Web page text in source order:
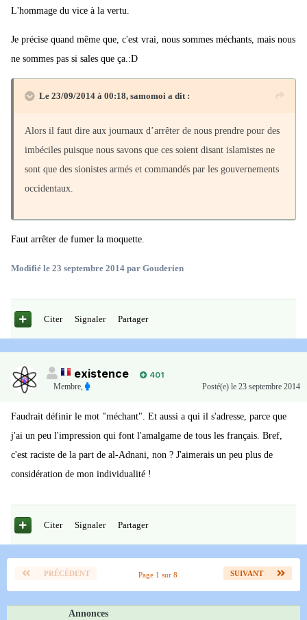
L'hommage du vice à la vertu.
Je précise quand même que, c'est vrai, nous sommes méchants, mais nous
ne sommes pas si sales que ça.:D
Le 23/09/2014 à 00:18, samomoi a dit :
Alors il faut dire aux journaux d’arrêter de nous prendre pour des
imbéciles puisque nous savons que ces soient disant islamistes ne
sont que des sionistes armés et commandés par les gouvernements
occidentaux.
Faut arrêter de fumer la moquette.
Modifié le 23 septembre 2014 par Gouderien
Citer Signaler Partager
existence
401
Membre, Posté(e) le 23 septembre 2014
Faudrait définir le mot "méchant". Et aussi a qui il s'adresse, parce que
j'ai un peu l'impression qui font l'amalgame de tous les français. Bref,
c'est raciste de la part de al-Adnani, non ? J'aimerais un peu plus de
considération de mon individualité !
Citer Signaler Partager
PRÉCÉDENT SUIVANT
Page 1 sur 8
Annonces